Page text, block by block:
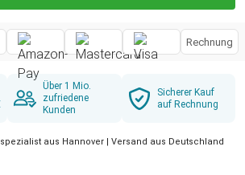
Rechnung
Über 1 Mio.
zufriedene
Kunden
Sicherer Kauf
auf Rechnung
aus Hannover | Versand aus Deutschland